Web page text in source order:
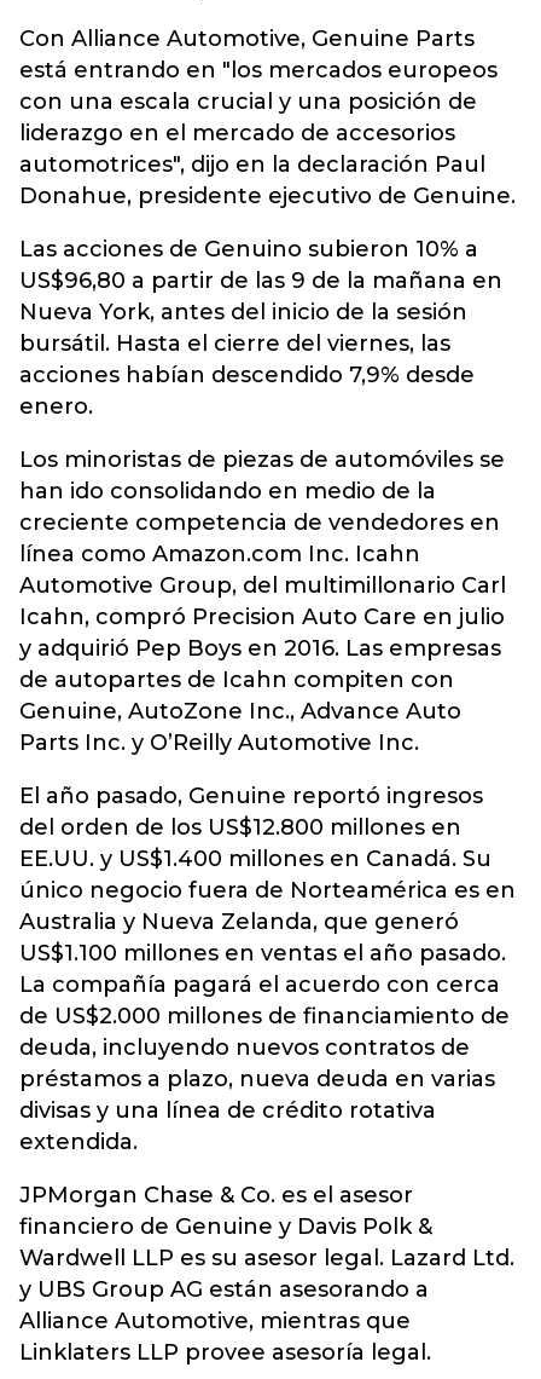
Con Alliance Automotive, Genuine Parts
está entrando en "los mercados europeos
con una escala crucial y una posición de
liderazgo en el mercado de accesorios
automotrices", dijo en la declaración Paul
Donahue, presidente ejecutivo de Genuine.
Las acciones de Genuino subieron 10% a
US$96,80 a partir de las 9 de la mañana en
Nueva York, antes del inicio de la sesión
bursátil. Hasta el cierre del viernes, las
acciones habían descendido 7,9% desde
enero.
Los minoristas de piezas de automóviles se
han ido consolidando en medio de la
creciente competencia de vendedores en
línea como Amazon.com Inc. Icahn
Automotive Group, del multimillonario Carl
Icahn, compró Precision Auto Care en julio
y adquirió Pep Boys en 2016. Las empresas
de autopartes de Icahn compiten con
Genuine, AutoZone Inc., Advance Auto
Parts Inc. y O’Reilly Automotive Inc.
El año pasado, Genuine reportó ingresos
del orden de los US$12.800 millones en
EE.UU. y US$1.400 millones en Canadá. Su
único negocio fuera de Norteamérica es en
Australia y Nueva Zelanda, que generó
US$1.100 millones en ventas el año pasado.
La compañía pagará el acuerdo con cerca
de US$2.000 millones de financiamiento de
deuda, incluyendo nuevos contratos de
préstamos a plazo, nueva deuda en varias
divisas y una línea de crédito rotativa
extendida.
JPMorgan Chase & Co. es el asesor
financiero de Genuine y Davis Polk &
Wardwell LLP es su asesor legal. Lazard Ltd.
y UBS Group AG están asesorando a
Alliance Automotive, mientras que
Linklaters LLP provee asesoría legal.